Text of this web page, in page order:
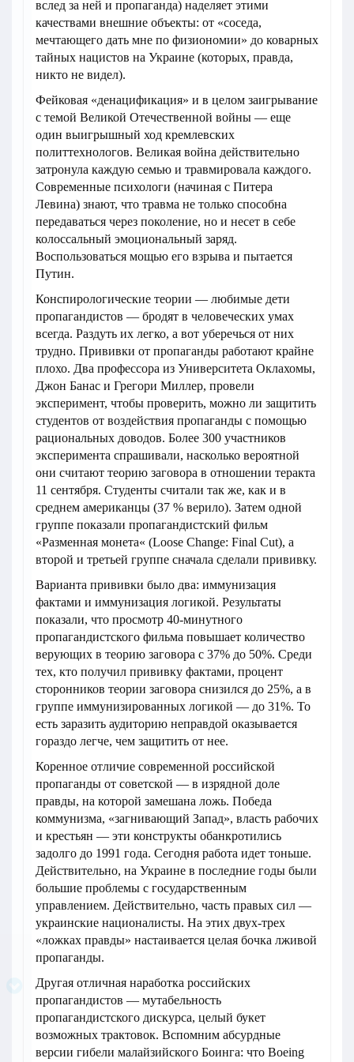
вслед за ней и пропаганда) наделяет этими
качествами внешние объекты: от «соседа,
мечтающего дать мне по физиономии» до коварных
тайных нацистов на Украине (которых, правда,
никто не видел).
Фейковая «денацификация» и в целом заигрывание
с темой Великой Отечественной войны — еще
один выигрышный ход кремлевских
политтехнологов. Великая война действительно
затронула каждую семью и травмировала каждого.
Современные психологи (начиная с Питера
Левина) знают, что травма не только способна
передаваться через поколение, но и несет в себе
колоссальный эмоциональный заряд.
Воспользоваться мощью его взрыва и пытается
Путин.
Конспирологические теории — любимые дети
пропагандистов — бродят в человеческих умах
всегда. Раздуть их легко, а вот уберечься от них
трудно. Прививки от пропаганды работают крайне
плохо. Два профессора из Университета Оклахомы,
Джон Банас и Грегори Миллер, провели
эксперимент, чтобы проверить, можно ли защитить
студентов от воздействия пропаганды с помощью
рациональных доводов. Более 300 участников
эксперимента спрашивали, насколько вероятной
они считают теорию заговора в отношении теракта
11 сентября. Студенты считали так же, как и в
среднем американцы (37 % верило). Затем одной
группе показали пропагандистский фильм
«Разменная монета« (Loose Change: Final Cut), а
второй и третьей группе сначала сделали прививку.
Варианта прививки было два: иммунизация
фактами и иммунизация логикой. Результаты
показали, что просмотр 40-минутного
пропагандистского фильма повышает количество
верующих в теорию заговора с 37% до 50%. Среди
тех, кто получил прививку фактами, процент
сторонников теории заговора снизился до 25%, а в
группе иммунизированных логикой — до 31%. То
есть заразить аудиторию неправдой оказывается
гораздо легче, чем защитить от нее.
Коренное отличие современной российской
пропаганды от советской — в изрядной доле
правды, на которой замешана ложь. Победа
коммунизма, «загнивающий Запад», власть рабочих
и крестьян — эти конструкты обанкротились
задолго до 1991 года. Сегодня работа идет тоньше.
Действительно, на Украине в последние годы были
большие проблемы с государственным
управлением. Действительно, часть правых сил —
украинские националисты. На этих двух-трех
«ложках правды» настаивается целая бочка лживой
пропаганды.
Другая отличная наработка российских
пропагандистов — мутабельность
пропагандистского дискурса, целый букет
возможных трактовок. Вспомним абсурдные
версии гибели малайзийского Боинга: что Boeing